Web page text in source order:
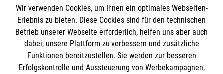
Informationen
Impressum
Wir verwenden Cookies, um Ihnen ein optimales Webseiten-
Erlebnis zu bieten. Diese Cookies sind für den technischen
Betrieb unserer Webseite erforderlich, helfen uns aber auch
dabei, unsere Plattform zu verbessern und zusätzliche
Funktionen bereitzustellen. Sie werden zur besseren
Erfolgskontrolle und Aussteuerung von Werbekampagnen,